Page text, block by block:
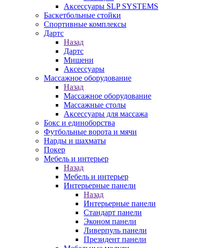
Аксессуары SLP SYSTEMS
Баскетбольные стойки
Спортивные комплексы
Дартс
Назад
Дартс
Мишени
Аксессуары
Массажное оборудование
Назад
Массажное оборудование
Массажные столы
Аксессуары для массажа
Бокс и единоборства
Футбольные ворота и мячи
Нарды и шахматы
Покер
Мебель и интерьер
Назад
Мебель и интерьер
Интерьерные панели
Назад
Интерьерные панели
Стандарт панели
Эконом панели
Ливерпуль панели
Президент панели